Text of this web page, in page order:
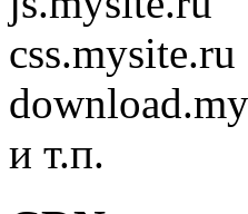
css.mysite.ru
и т.п.